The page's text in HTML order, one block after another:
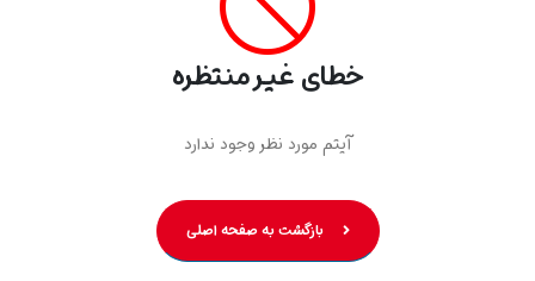
خطای غیر منتظره
آیتم مورد نظر وجود ندارد
بازگشت به صفحه اصلی